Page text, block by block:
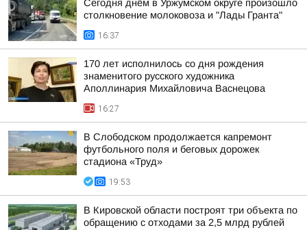
Сегодня днём в Уржумском округе произошло
столкновение молоковоза и "Лады Гранта"
16:37
170 лет исполнилось со дня рождения
знаменитого русского художника
Аполлинария Михайловича Васнецова
16:27
В Слободском продолжается капремонт
футбольного поля и беговых дорожек
стадиона «Труд»
19:53
В Кировской области построят три объекта по
обращению с отходами за 2,5 млрд рублей